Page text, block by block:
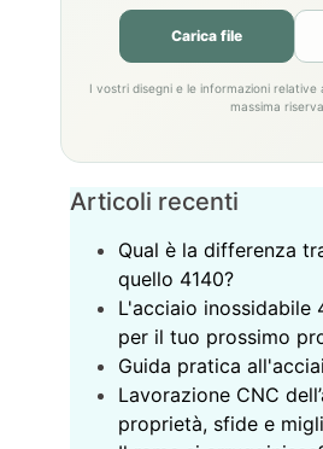
Carica file
I vostri disegni e le informazioni
massima
Articoli recenti
Qual è la differenza
quello 4140?
L'acciaio inossidabile
per il tuo prossimo
‌Guida pratica
Lavorazione CNC
proprietà, sfide e